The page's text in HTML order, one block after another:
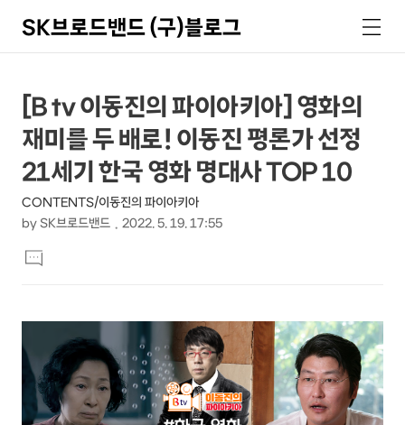
SK브로드밴드 (구)블로그
색
메
뉴
상
세
컨
텐
츠
본
문
제
목
[B tv 이동진의 파이아키아] 영화의
재미를 두 배로! 이동진 평론가 선정
21세기 한국 영화 명대사 TOP 10
CONTENTS/이동진의 파이아키아
by SK브로드밴드 2022. 5. 19. 17:55
문
댓
글